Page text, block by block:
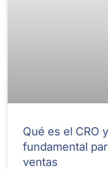
Qué es el CRO
fundamental
ventas